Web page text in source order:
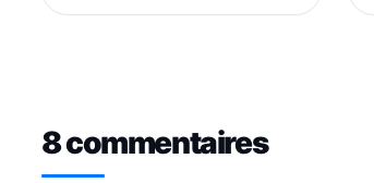
8 commentaires